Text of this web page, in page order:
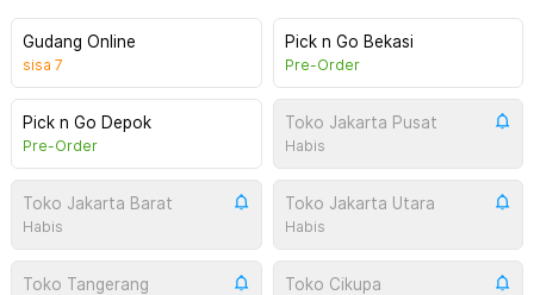
Gudang Online
sisa 7
Pick n Go Bekasi
Pre-Order
Pick n Go Depok
Pre-Order
Toko Jakarta Pusat
Habis
Toko Jakarta Barat
Habis
Toko Jakarta Utara
Habis
Toko Tangerang Toko Cikupa